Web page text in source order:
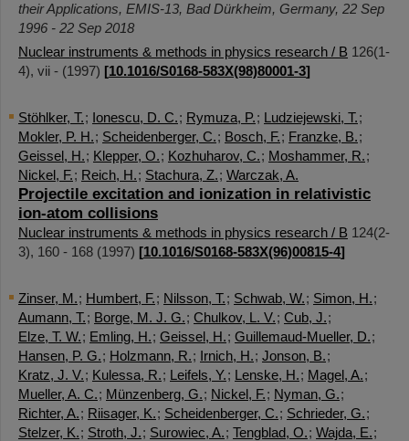
their Applications, EMIS-13, Bad Dürkheim, Germany, 22 Sep
1996 - 22 Sep 2018
Nuclear instruments & methods in physics research / B 126(1-
4), vii - (1997) [10.1016/S0168-583X(98)80001-3]
Stöhlker, T.; Ionescu, D. C.; Rymuza, P.; Ludziejewski, T.;
Mokler, P. H.; Scheidenberger, C.; Bosch, F.; Franzke, B.;
Geissel, H.; Klepper, O.; Kozhuharov, C.; Moshammer, R.;
Nickel, F.; Reich, H.; Stachura, Z.; Warczak, A.
Projectile excitation and ionization in relativistic
ion-atom collisions
Nuclear instruments & methods in physics research / B 124(2-
3), 160 - 168 (1997) [10.1016/S0168-583X(96)00815-4]
Zinser, M.; Humbert, F.; Nilsson, T.; Schwab, W.; Simon, H.;
Aumann, T.; Borge, M. J. G.; Chulkov, L. V.; Cub, J.;
Elze, T. W.; Emling, H.; Geissel, H.; Guillemaud-Mueller, D.;
Hansen, P. G.; Holzmann, R.; Irnich, H.; Jonson, B.;
Kratz, J. V.; Kulessa, R.; Leifels, Y.; Lenske, H.; Magel, A.;
Mueller, A. C.; Münzenberg, G.; Nickel, F.; Nyman, G.;
Richter, A.; Riisager, K.; Scheidenberger, C.; Schrieder, G.;
Stelzer, K.; Stroth, J.; Surowiec, A.; Tengblad, O.; Wajda, E.;